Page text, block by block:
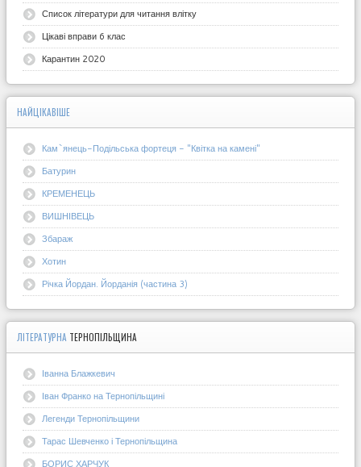
Список літератури для читання влітку
Цікаві вправи 6 клас
Карантин 2020
НАЙЦІКАВІШЕ
Кам`янець-Подільська фортеця - "Квітка на камені"
Батурин
КРЕМЕНЕЦЬ
ВИШНІВЕЦЬ
Збараж
Хотин
Річка Йордан. Йорданія (частина 3)
ЛІТЕРАТУРНА ТЕРНОПІЛЬЩИНА
Іванна Блажкевич
Іван Франко на Тернопільщині
Легенди Тернопільщини
Тарас Шевченко і Тернопільщина
БОРИС ХАРЧУК